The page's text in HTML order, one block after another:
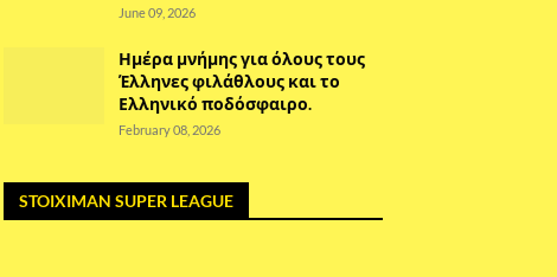
June 09, 2026
Ημέρα μνήμης για όλους τους
Έλληνες φιλάθλους και το
Ελληνικό ποδόσφαιρο.
February 08, 2026
STOIXIMAN SUPER LEAGUE